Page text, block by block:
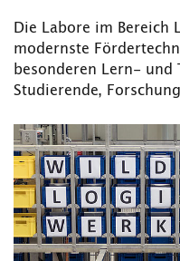
Die Labore im Bereich
modernste
besonderen Lern- und
Studierende,